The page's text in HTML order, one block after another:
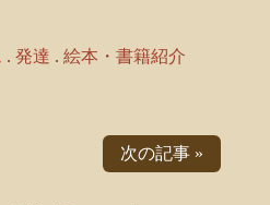
. 発達 . 絵本・書籍紹介
次の記事 »